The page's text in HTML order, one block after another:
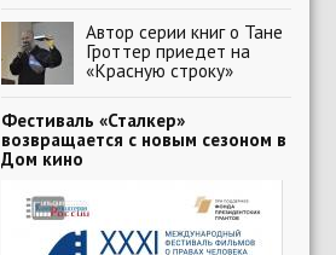
Автор серии книг о Тане
Гроттер приедет на
«Красную строку»
Фестиваль «Сталкер»
возвращается с новым сезоном в
Дом кино